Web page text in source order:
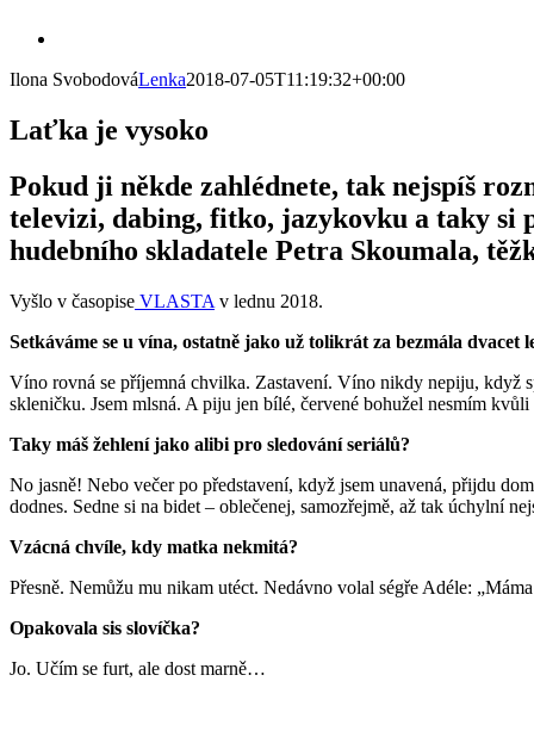
Image
Ilona SvobodováLenka2018-07-05T11:19:32+00:00
Laťka je vysoko
Pokud ji někde zahlédnete, tak nejspíš
televizi, dabing, fitko, jazykovku a taky si
hudebního skladatele Petra Skoumala,
Vyšlo v časopise VLASTA v lednu 2018.
Setkáváme se u vína, ostatně jako už tolikrát za bezmála dvacet
Víno rovná se příjemná chvilka. Zastavení. Víno nikdy nepiju, když
skleničku. Jsem mlsná. A piju jen bílé, červené bohužel nesmím
Taky máš žehlení jako alibi pro sledování seriálů?
No jasně! Nebo večer po představení, když jsem unavená, přijdu
dodnes. Sedne si na bidet – oblečenej, samozřejmě, až tak úchylní
Vzácná chvíle, kdy matka nekmitá?
Přesně. Nemůžu mu nikam utéct. Nedávno volal ségře Adéle:
Opakovala sis slovíčka?
Jo. Učím se furt, ale dost marně…